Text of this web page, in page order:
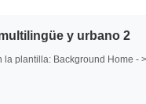
y urbano 2
plantilla: Background Home